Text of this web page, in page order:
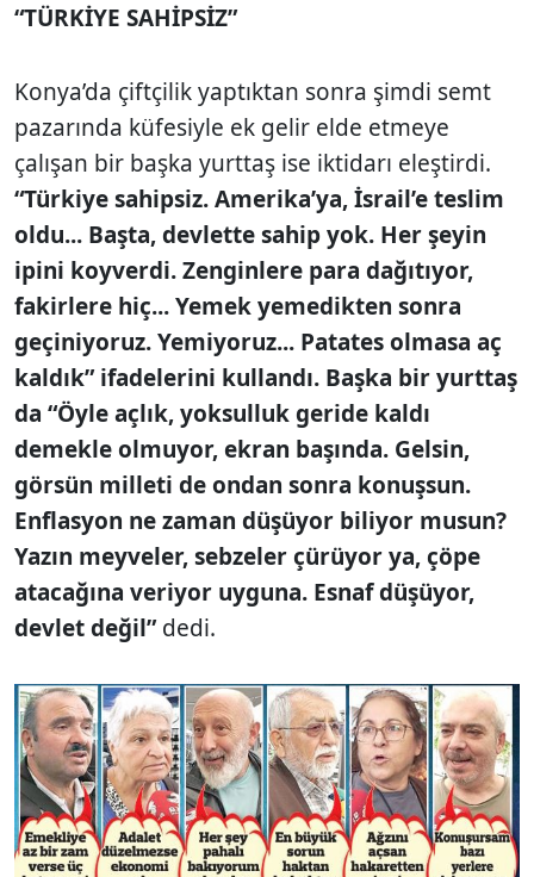
“TÜRKİYE SAHİPSİZ”
Konya’da çiftçilik yaptıktan sonra şimdi semt
pazarında küfesiyle ek gelir elde etmeye
çalışan bir başka yurttaş ise iktidarı eleştirdi.
“Türkiye sahipsiz. Amerika’ya, İsrail’e teslim
oldu... Başta, devlette sahip yok. Her şeyin
ipini koyverdi. Zenginlere para dağıtıyor,
fakirlere hiç... Yemek yemedikten sonra
geçiniyoruz. Yemiyoruz... Patates olmasa aç
kaldık” ifadelerini kullandı. Başka bir yurttaş
da “Öyle açlık, yoksulluk geride kaldı
demekle olmuyor, ekran başında. Gelsin,
görsün milleti de ondan sonra konuşsun.
Enflasyon ne zaman düşüyor biliyor musun?
Yazın meyveler, sebzeler çürüyor ya, çöpe
atacağına veriyor uyguna. Esnaf düşüyor,
devlet değil”dedi.